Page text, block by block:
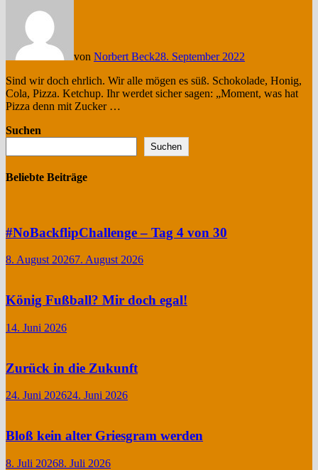
von Norbert Beck28. September 2022
Sind wir doch ehrlich. Wir alle mögen es süß. Schokolade, Honig,
Cola, Pizza. Ketchup. Ihr werdet sicher sagen: „Moment, was hat
Pizza denn mit Zucker …
Suchen
Suchen
Beliebte Beiträge
#NoBackflipChallenge – Tag 4 von 30
8. August 20267. August 2026
König Fußball? Mir doch egal!
14. Juni 2026
Zurück in die Zukunft
24. Juni 202624. Juni 2026
Bloß kein alter Griesgram werden
8. Juli 20268. Juli 2026